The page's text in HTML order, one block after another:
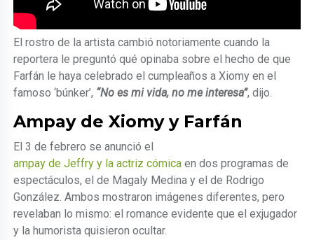
El rostro de la artista cambió notoriamente cuando la
reportera le preguntó qué opinaba sobre el hecho de que
Farfán le haya celebrado el cumpleaños a Xiomy en el
famoso ‘búnker’, “No es mi vida, no me interesa”, dijo.
Ampay de Xiomy y Farfán
El 3 de febrero se anunció el
ampay de Jeffry y la actriz cómica en dos programas de
espectáculos, el de Magaly Medina y el de Rodrigo
González. Ambos mostraron imágenes diferentes, pero
revelaban lo mismo: el romance evidente que el exjugador
y la humorista quisieron ocultar.